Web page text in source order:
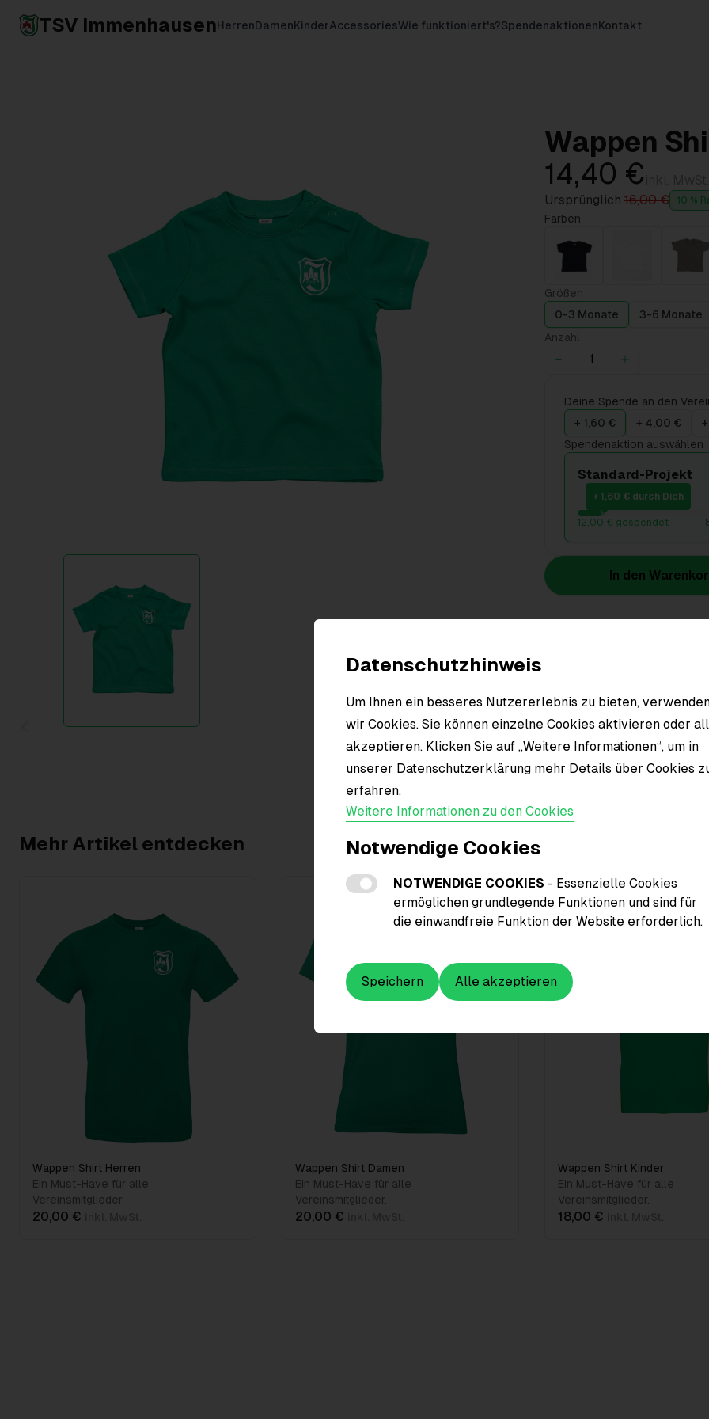
Datenschutzhinweis
Um Ihnen ein besseres Nutzererlebnis zu bieten,
wir Cookies. Sie können einzelne Cookies aktivieren oder
akzeptieren. Klicken Sie auf „Weitere Informationen“, um in
unserer Datenschutzerklärung mehr Details über Cookies
erfahren.
Weitere Informationen zu den Cookies
Notwendige Cookies
NOTWENDIGE COOKIES - Essenzielle Cookies
ermöglichen grundlegende Funktionen und sind für
die einwandfreie Funktion der Website erforderlich.
Speichern Alle akzeptieren
TSV ImmenhausenHerrenDamenKinderAccessoriesWie funktioniert's?SpendenaktionenKontakt
Wappen
14,40 €
Ursprünglich 16,00 € 10 %
Farben
Größen
0-3 Monate
3-6 Monate
Anzahl
Deine Spende an den
+ 1,60 €
+ 4,00 €
Spendenaktion auswählen
Standard-Projekt
+ 1,60 € durch Dich
12,00 € gespendet
In den
Material
Mehr Artikel entdecken
Wappen Shirt Herren
Ein Must-Have für alle
Vereinsmitglieder.
20,00 €
Wappen Shirt Damen
Ein Must-Have für alle
Vereinsmitglieder.
20,00 €
Wappen Shirt Kinder
Ein Must-Have für alle
Vereinsmitglieder.
18,00 €